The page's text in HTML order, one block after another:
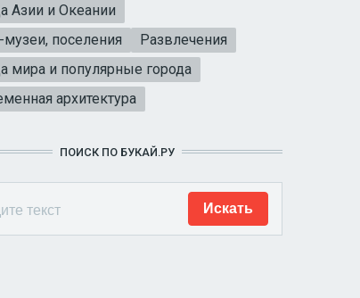
Азии и Океании
поселения
Развлечения
мира и популярные города
архитектура
ПОИСК ПО БУКАЙ.РУ